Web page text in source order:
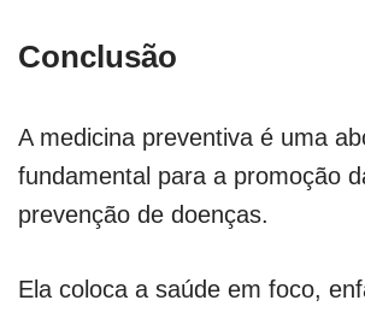
Conclusão
A medicina preventiva é uma
fundamental para a promoção
prevenção de doenças.
Ela coloca a saúde em foco,